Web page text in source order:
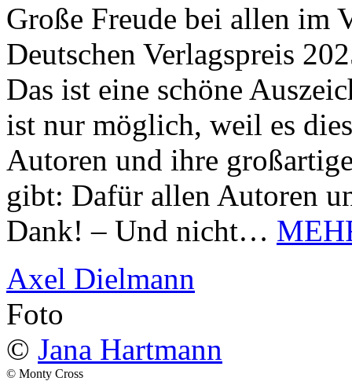
Große Freude bei allen im
Deutschen Verlagspreis
Das ist eine schöne
ist nur möglich, weil es
Autoren und ihre
gibt: Dafür allen Autoren
Dank! – Und nicht…
Axel Dielmann
Foto
© Jana Hartmann
© Monty Cross